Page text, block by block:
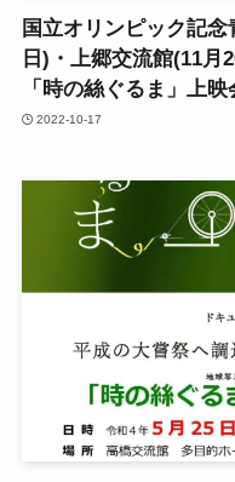
国立オリンピック記
日)・上郷交流館(11月
「時の絲ぐるま」上
2022-10-17